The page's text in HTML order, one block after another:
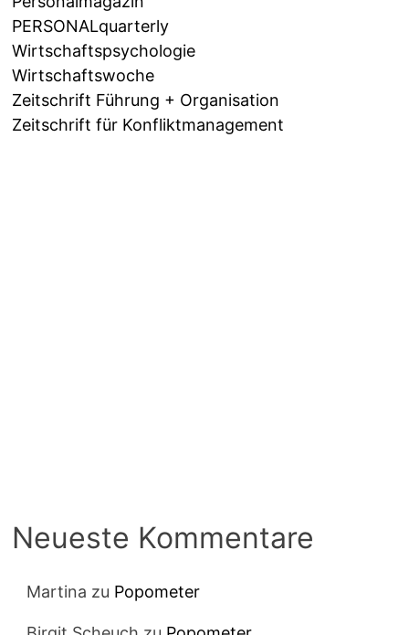
PERSONALquarterly
Wirtschaftspsychologie
Wirtschaftswoche
Zeitschrift Führung + Organisation
Zeitschrift für Konfliktmanagement
Neueste Kommentare
Martina zu Popometer